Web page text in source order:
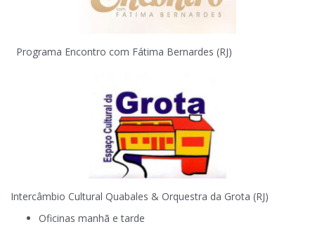
Programa Encontro com Fátima Bernardes (RJ)
Intercâmbio Cultural Quabales & Orquestra da Grota (RJ)
Oficinas manhã e tarde